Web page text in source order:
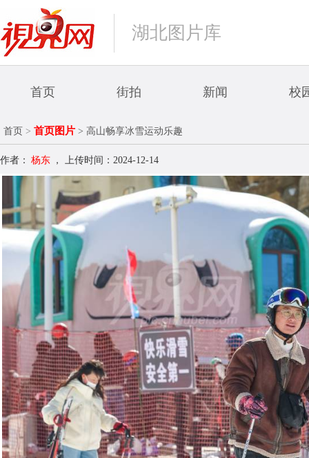
湖北图片库
首页 街拍 新闻 校
首页 > 首页图片 > 高山畅享冰雪运动乐趣
作者： 杨东 ， 上传时间：2024-12-14